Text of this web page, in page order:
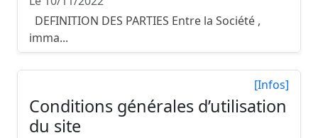
DEFINITION DES PARTIES Entre la Société ,
imma...
[Infos]
Conditions générales d’utilisation
du site